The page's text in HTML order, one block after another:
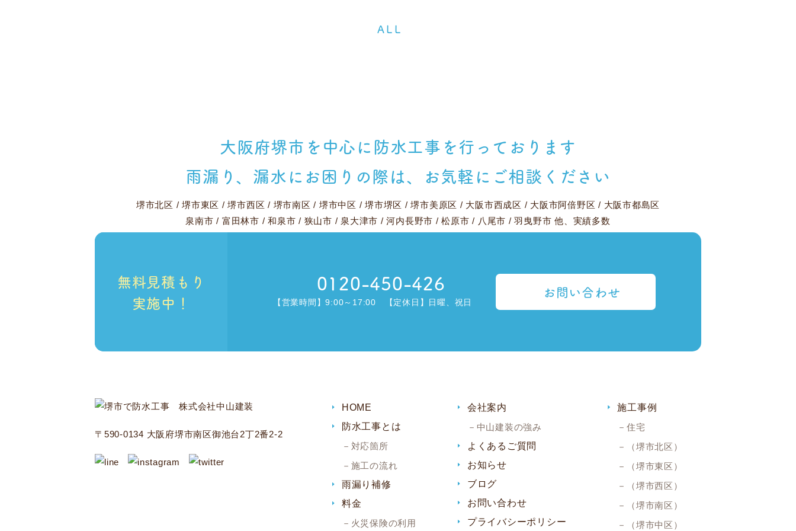
ALL
大阪府堺市を中心に防水工事を行っております
雨漏り、漏水にお困りの際は、
お気軽にご相談ください
堺市北区 /堺市東区 /堺市西区 / 堺市南区 / 堺市中区 /堺市堺区 /堺市美原区 / 大阪市西成区 / 大阪市阿倍野区 / 大阪市都島区
泉南市 / 富田林市 /和泉市 / 狭山市 / 泉大津市 /河内長野市 /松原市 / 八尾市 /羽曳野市 他、実績多数
無料見積もり
実施中！
0120-450-426
【営業時間】9:00～17:00 【定休日】日曜、祝日
お問い合わせ
〒590-0134 大阪府堺市南区御池台2丁2番2-2
HOME
防水工事とは
対応箇所
施工の流れ
雨漏り補修
料金
火災保険の利用
会社案内
中山建装の強み
よくあるご質問
お知らせ
ブログ
お問い合わせ
プライバシーポリシー
施工事例
住宅
（堺市北区）
（堺市東区）
（堺市西区）
（堺市南区）
（堺市中区）